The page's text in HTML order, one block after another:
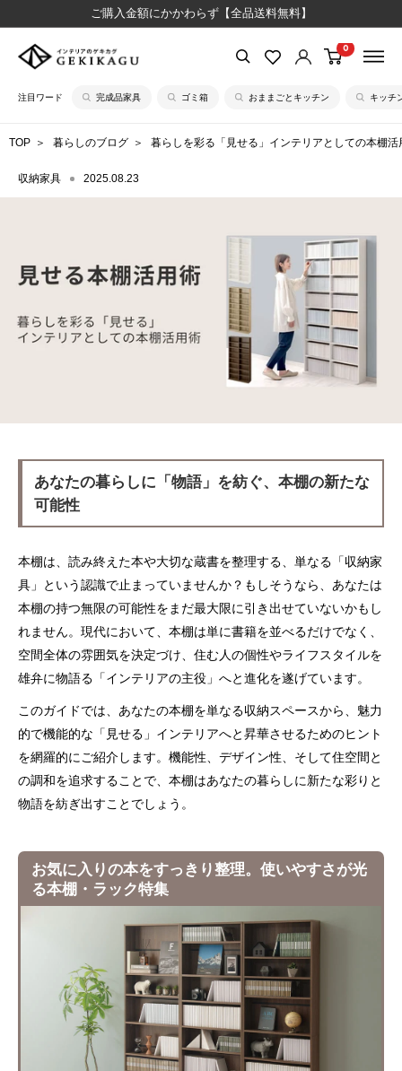
ッ
ご購入金額にかかわらず【全品送料無料】
【公
イ
テ
リ
キ
カ
0
注目ワード 完成品家具 ゴミ箱 おままごとキッチン キッチ
TOP 暮らしのブログ 暮らしを彩る「見せる」インテリアとしての本棚活
収納家具 2025.08.23
あなたの暮らしに「物語」を紡ぐ、本棚の新たな
可能性
本棚は、読み終えた本や大切な蔵書を整理する、単なる「収納家
具」という認識で止まっていませんか？もしそうなら、あなたは
本棚の持つ無限の可能性をまだ最大限に引き出せていないかもし
れません。現代において、本棚は単に書籍を並べるだけでなく、
空間全体の雰囲気を決定づけ、住む人の個性やライフスタイルを
雄弁に物語る「インテリアの主役」へと進化を遂げています。
このガイドでは、あなたの本棚を単なる収納スペースから、魅力
的で機能的な「見せる」インテリアへと昇華させるためのヒント
を網羅的にご紹介します。機能性、デザイン性、そして住空間と
の調和を追求することで、本棚はあなたの暮らしに新たな彩りと
物語を紡ぎ出すことでしょう。
お気に入りの本をすっきり整理。使いやすさが光
る本棚・ラック特集